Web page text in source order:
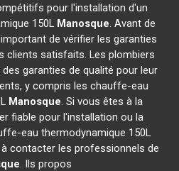
pour l'installation d'un
150L Manosque. Avant de
de vérifier les garanties
clients satisfaits. Les plombiers
garanties de qualité pour leur
y compris les chauffe-eau
Manosque. Si vous êtes à la
fiable pour l'installation ou la
eau thermodynamique 150L
contacter les professionnels de
. Ils propos